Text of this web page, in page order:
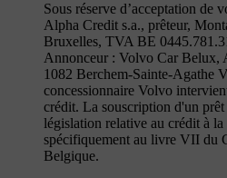
Sous réserve d’acceptation de
Alpha Credit s.a., prêteur,
Bruxelles, TVA BE
Annonceur : Volvo Car Belux,
1082 Berchem-Sainte-Agathe
concessionnaire Volvo
crédit. La souscription d'un prêt
législation relative au crédit à
spécifiquement au livre VII du
Belgique.